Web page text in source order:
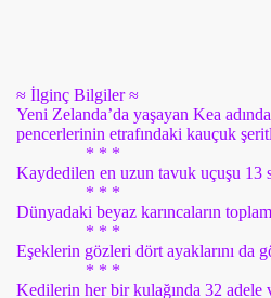
≈ İlginç Bilgiler ≈
Yeni Zelanda’da yaşayan Kea
pencerlerinin etrafındaki kauçuk
* * *
Kaydedilen en uzun tavuk uçuşu 13
* * *
Dünyadaki beyaz karıncaların toplam
* * *
Eşeklerin gözleri dört ayaklarını da
* * *
Kedilerin her bir kulağında 32 adele